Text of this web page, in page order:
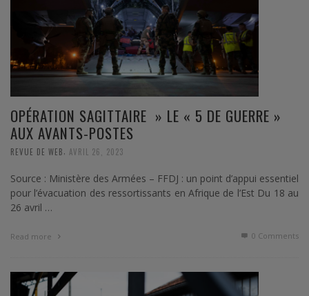
OPÉRATION SAGITTAIRE » LE « 5 DE GUERRE »
AUX AVANTS-POSTES
REVUE DE WEB AVRIL 26, 2023
Source : Ministère des Armées – FFDJ : un point d’appui essentiel
pour l’évacuation des ressortissants en Afrique de l’Est Du 18 au
26 avril …
Read more 0 Comments